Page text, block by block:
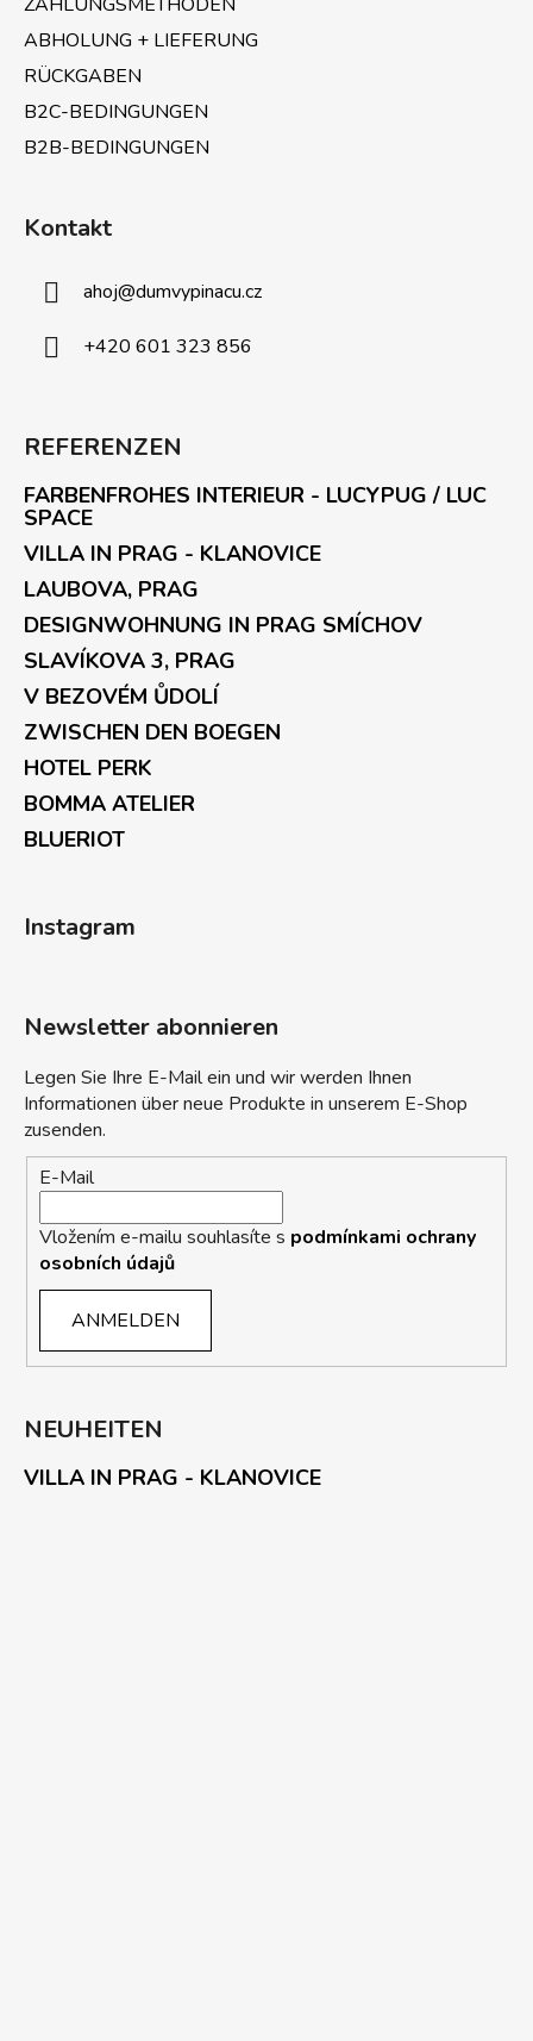
ABHOLUNG + LIEFERUNG
RÜCKGABEN
B2C-BEDINGUNGEN
B2B-BEDINGUNGEN
Kontakt
ahoj@dumvypinacu.cz
+420 601 323 856
REFERENZEN
FARBENFROHES INTERIEUR - LUCYPUG / LUC
SPACE
VILLA IN PRAG - KLANOVICE
LAUBOVA, PRAG
DESIGNWOHNUNG IN PRAG SMÍCHOV
SLAVÍKOVA 3, PRAG
V BEZOVÉM ŮDOLÍ
ZWISCHEN DEN BOEGEN
HOTEL PERK
BOMMA ATELIER
BLUERIOT
Instagram
Newsletter abonnieren
Legen Sie Ihre E-Mail ein und wir werden Ihnen
Informationen über neue Produkte in unserem E-Shop
zusenden.
E-Mail
Vložením e-mailu souhlasíte s podmínkami ochrany
osobních údajů
ANMELDEN
NEUHEITEN
VILLA IN PRAG - KLANOVICE